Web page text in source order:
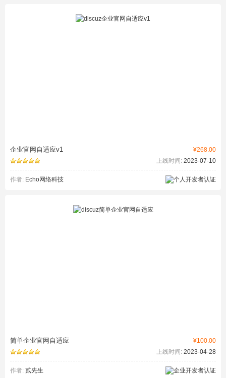
¥268.00
企业官网自适应v1
上线时间: 2023-07-10
作者: Echo网络科技
¥100.00
简单企业官网自适应
上线时间: 2023-04-28
作者: 贰先生